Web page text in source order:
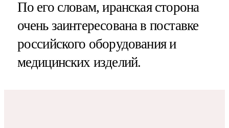
По его словам, иранская сторона
очень заинтересована в поставке
российского оборудования и
медицинских изделий.